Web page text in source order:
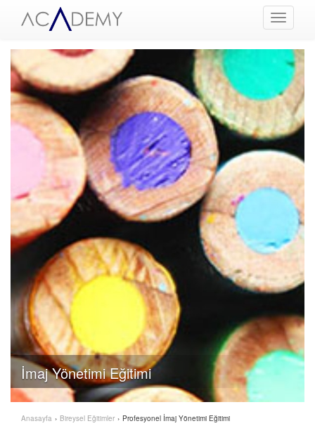
Menüyü
Aç
İmaj Yönetimi Eğitimi
Anasayfa › Bireysel Eğitimler › Profesyonel İmaj Yönetimi Eğitimi